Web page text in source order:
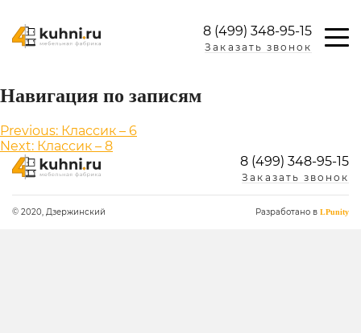
8 (499) 348-95-15
Заказать звонок
Навигация по записям
Previous: Классик – 6
Next: Классик – 8
8 (499) 348-95-15
Заказать звонок
© 2020, Дзержинский Разработано в LPunity